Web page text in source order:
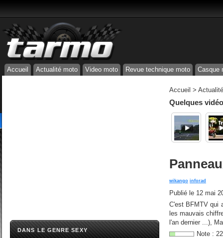
Accueil Actualité moto Video moto Revue technique moto Casque
DANS LE GENRE SEXY
Accueil >
Quelques
wikango inforad
Publié le 12 mai
C'est BFMTV qui
les mauvais
l'an dernier ...),
Note : 22